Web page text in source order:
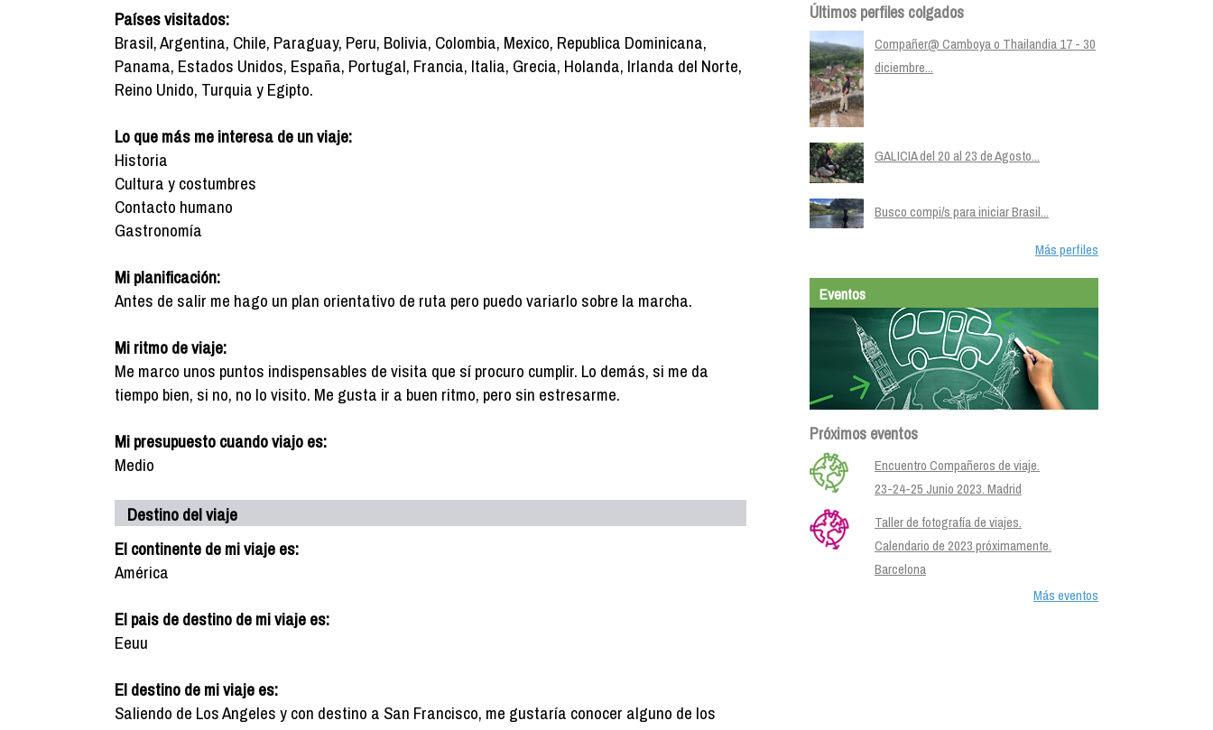
Países visitados:
Brasil, Argentina, Chile, Paraguay, Peru, Bolivia, Colombia, Mexico, Republica Dominicana,
Panama, Estados Unidos, España, Portugal, Francia, Italia, Grecia, Holanda, Irlanda del Norte,
Reino Unido, Turquia y Egipto.
Lo que más me interesa de un viaje:
Historia
Cultura y costumbres
Contacto humano
Gastronomía
Mi planificación:
Antes de salir me hago un plan orientativo de ruta pero puedo variarlo sobre la marcha.
Mi ritmo de viaje:
Me marco unos puntos indispensables de visita que sí procuro cumplir. Lo demás, si me da
tiempo bien, si no, no lo visito. Me gusta ir a buen ritmo, pero sin estresarme.
Mi presupuesto cuando viajo es:
Medio
Destino del viaje
El continente de mi viaje es:
América
El pais de destino de mi viaje es:
Eeuu
El destino de mi viaje es:
Saliendo de Los Angeles y con destino a San Francisco, me gustaría conocer alguno de los
Últimos perfiles colgados
Compañer@ Camboya o Thailandia 17 - 30
diciembre...
GALICIA del 20 al 23 de Agosto...
Busco compi/s para iniciar Brasil...
Más perfiles
Eventos
Próximos eventos
Encuentro Compañeros de viaje.
23-24-25 Junio 2023. Madrid
Taller de fotografía de viajes.
Calendario de 2023 próximamente.
Barcelona
Más eventos